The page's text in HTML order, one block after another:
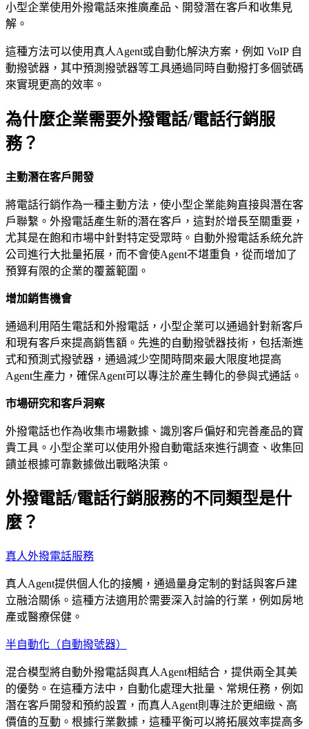
小型企業使用外撥電話來推廣產品、開發潛在客戶和收集見
解。
這種方法可以使用真人Agent或自動化解決方案，例如 VoIP 自
動撥號器，其中預測撥號器等工具通過同時自動撥打多個號碼
來實現更高的效率。
為什麼企業需要外撥電話/電話行銷服
務？
主動潛在客戶開發
將電話行銷作為一種主動方法，使小型企業能夠直接與潛在客
戶聯繫。外撥電話產生新的潛在客戶，這對於增長至關重要，
尤其是在飽和市場中針對特定受眾時。自動外撥電話系統允許
公司進行大批量拓展，而不會使Agent不堪重負，從而增加了
預算有限的企業的覆蓋範圍。
增加銷售機會
通過利用陌生電話和外撥電話，小型企業可以通過針對新客戶
和現有客戶來提高銷售額。先進的自動撥號器技術，包括漸進
式和預測式撥號器，通過減少空閒時間來最大限度地提高
Agent生產力，確保Agent可以專注於產生轉化的參與式通話。
市場研究和客戶洞察
外撥電話也作為收集市場數據、識別客戶偏好和完善產品的寶
貴工具。小型企業可以使用外撥自動電話來進行調查、收集回
饋並根據可靠數據做出戰略決策。
外撥電話/電話行銷服務的不同類型是什
麼？
真人外撥電話服務
真人Agent提供個人化的接觸，通過量身定制的對話與客戶建
立融洽關係。這種方法適用於需要深入討論的行業，例如房地
產或醫療保健。
半自動化（自動撥號器）
混合模型將自動外撥電話與真人Agent相結合，提供兩全其美
的優勢。在這種方法中，自動化處理大批量、常規任務，例如
潛在客戶開發和預約設置，而真人Agent則專注於更細緻、高
價值的互動。根據行業數據，這種平衡可以將拓展效率提高多